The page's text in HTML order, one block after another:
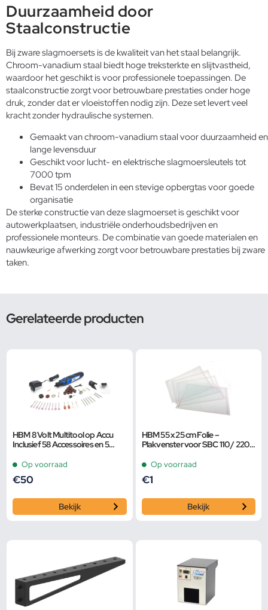
Duurzaamheid door
Staalconstructie
Bij zware slagmoersets is de kwaliteit van het staal belangrijk.
Chroom-vanadium staal biedt hoge treksterkte en slijtvastheid,
waardoor het geschikt is voor professionele toepassingen. De
staalconstructie zorgt voor betrouwbare prestaties onder hoge
druk, zonder dat er vloeistoffen nodig zijn. Deze set levert veel
kracht zonder hydraulische systemen.
Gemaakt van chroom-vanadium staal voor duurzaamheid en
lange levensduur
Geschikt voor lucht- en elektrische slagmoersleutels tot
7000 tpm
Bevat 15 onderdelen in een stevige opbergtas voor goede
organisatie
De sterke constructie van deze slagmoerset is geschikt voor
autowerkplaatsen, industriële onderhoudsbedrijven en
professionele monteurs. De combinatie van goede materialen en
nauwkeurige afwerking zorgt voor betrouwbare prestaties bij zware
taken.
Gerelateerde producten
HBM 8 Volt Multitool op Accu
Inclusief 58 Accessoires en 5
Op voorraad
€50
Bekijk
HBM 55 x 25 cm Folie –
Plakvenster voor SBC 110 / 220 /
Op voorraad
€1
Bekijk